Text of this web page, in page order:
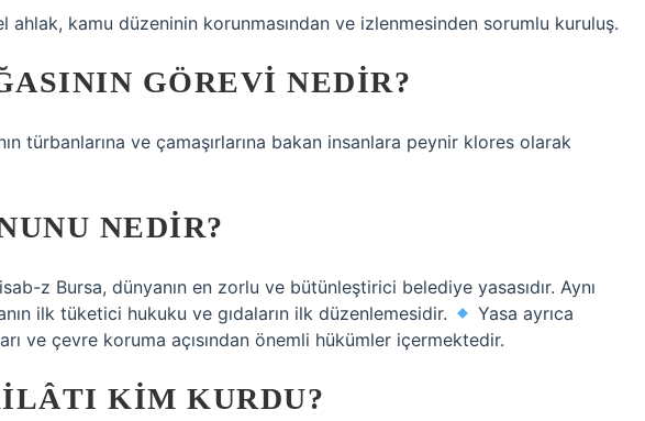
ahlak, kamu düzeninin korunmasından ve izlenmesinden sorumlu kuruluş.
GÖREVI NEDIR?
türbanlarına ve çamaşırlarına bakan insanlara peynir klores olarak
NEDIR?
z Bursa, dünyanın en zorlu ve bütünleştirici belediye yasasıdır. Aynı
ilk tüketici hukuku ve gıdaların ilk düzenlemesidir.
Yasa ayrıca
ve çevre koruma açısından önemli hükümler içermektedir.
KIM KURDU?